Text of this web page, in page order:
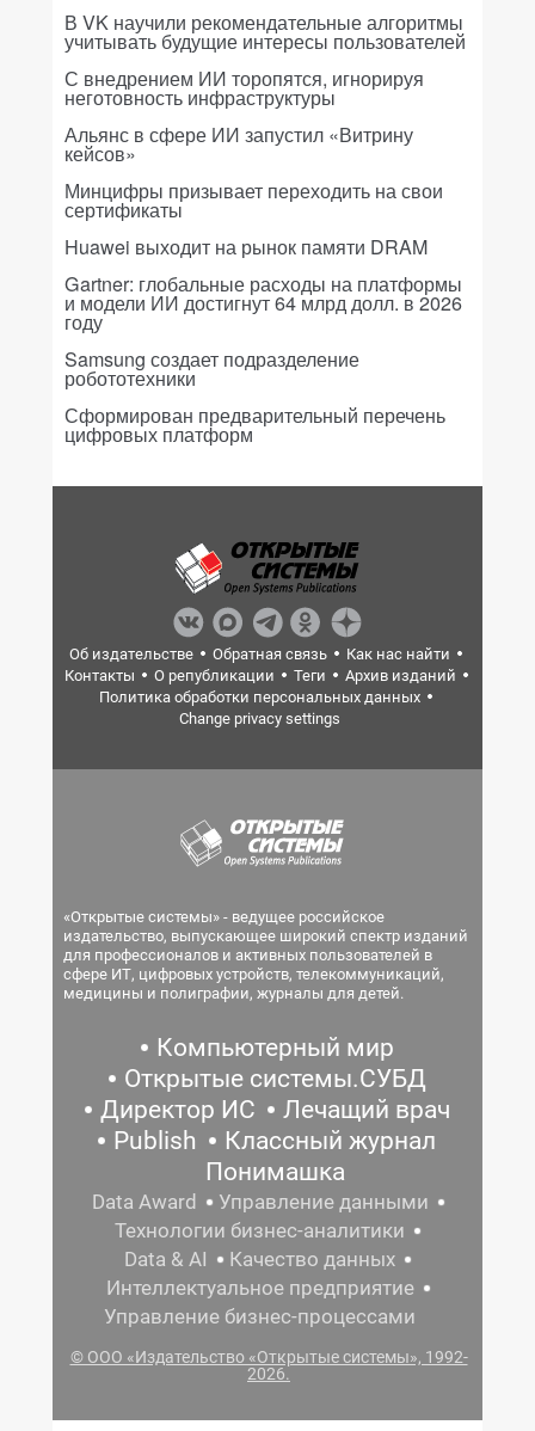
В VK научили рекомендательные алгоритмы
учитывать будущие интересы пользователей
С внедрением ИИ торопятся, игнорируя
неготовность инфраструктуры
Альянс в сфере ИИ запустил «Витрину
кейсов»
Минцифры призывает переходить на свои
сертификаты
Huawei выходит на рынок памяти DRAM
Gartner: глобальные расходы на платформы
и модели ИИ достигнут 64 млрд долл. в 2026
году
Samsung создает подразделение
робототехники
Сформирован предварительный перечень
цифровых платформ
Об издательстве Обратная связь
Как нас найти
Контакты
О републикации Теги
Архив изданий
Политика обработки персональных данных
Change privacy settings
«Открытые системы» - ведущее российское
издательство, выпускающее широкий спектр изданий
для профессионалов и активных пользователей в
сфере ИТ, цифровых устройств, телекоммуникаций,
медицины и полиграфии, журналы для детей.
Компьютерный мир
Открытые системы.СУБД
Директор ИС
Лечащий врач
Publish
Классный журнал
Понимашка
Data Award
Управление данными
Технологии бизнес-аналитики
Data & AI
Качество данных
Интеллектуальное предприятие
Управление бизнес-процессами
© ООО «Издательство «Открытые системы», 1992-
2026.